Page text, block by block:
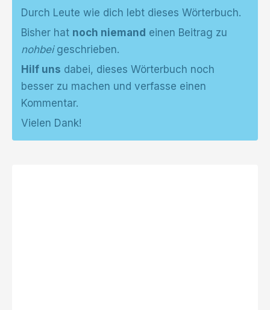
Durch Leute wie dich lebt dieses Wörterbuch.
Bisher hat noch niemand einen Beitrag zu
nohbeigeschrieben.
Hilf uns dabei, dieses Wörterbuch noch
besser zu machen und verfasse einen
Kommentar.
Vielen Dank!